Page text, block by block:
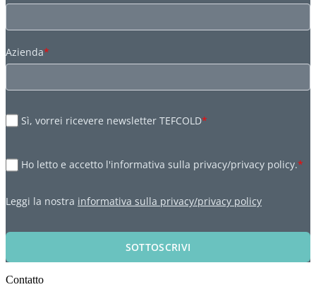
Azienda*
Sì, vorrei ricevere newsletter TEFCOLD*
Ho letto e accetto l'informativa sulla privacy/privacy policy.*
Leggi la nostra informativa sulla privacy/privacy policy
SOTTOSCRIVI
Contatto